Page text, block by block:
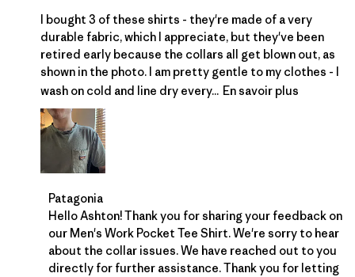
I bought 3 of these shirts - they're made of a very
durable fabric, which I appreciate, but they've been
retired early because the collars all get blown out, as
shown in the photo. I am pretty gentle to my clothes - I
wash on cold and line dry every... En savoir plus
Commentaires du propriétaire du magasin sur
Patagonia
Hello Ashton! Thank you for sharing your feedback on
our Men's Work Pocket Tee Shirt. We're sorry to hear
about the collar issues. We have reached out to you
directly for further assistance. Thank you for letting